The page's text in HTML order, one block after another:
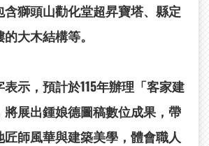
獅頭山勸化堂超昇寶塔、縣定
大木結構等。
示，預計於115年辦理「客家建
展出鍾娘德圖稿數位成果，帶
師風華與建築美學，體會職人